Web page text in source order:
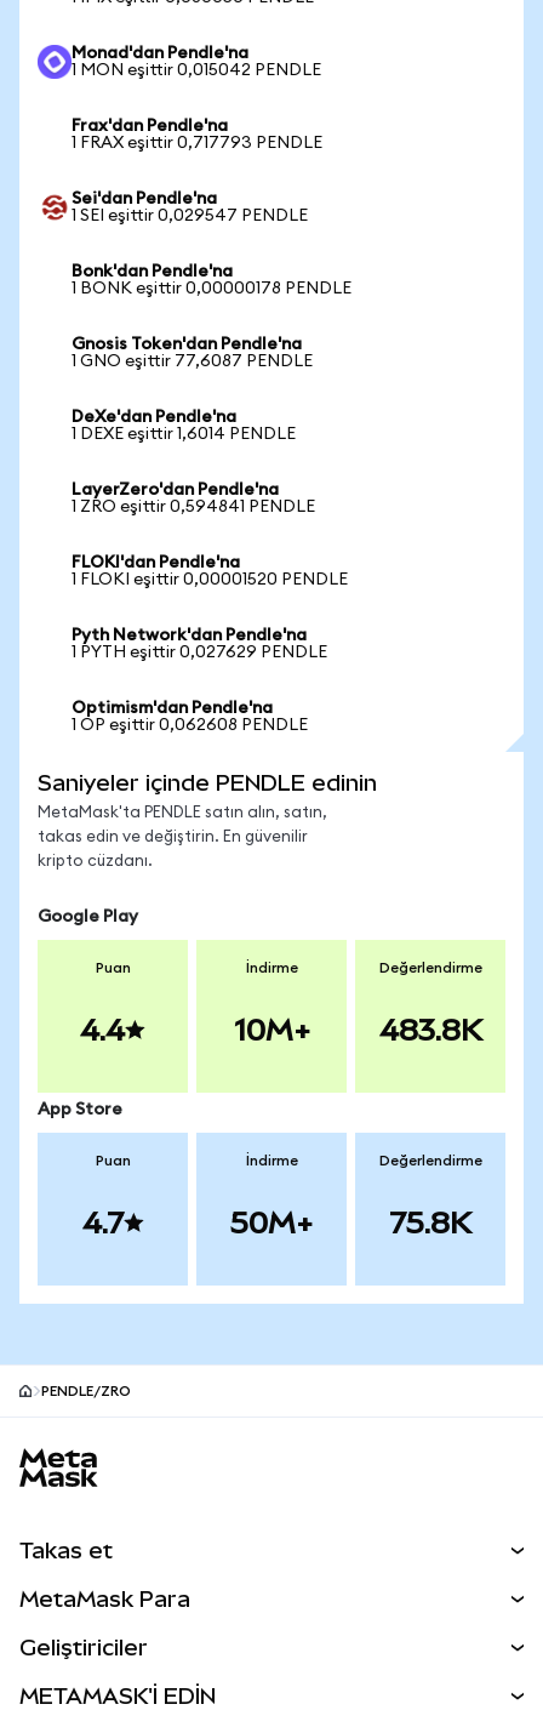
Monad'dan Pendle'na
1 MON eşittir 0,015042 PENDLE
Frax'dan Pendle'na
1 FRAX eşittir 0,717793 PENDLE
Sei'dan Pendle'na
1 SEI eşittir 0,029547 PENDLE
Bonk'dan Pendle'na
1 BONK eşittir 0,00000178 PENDLE
Gnosis Token'dan Pendle'na
1 GNO eşittir 77,6087 PENDLE
DeXe'dan Pendle'na
1 DEXE eşittir 1,6014 PENDLE
LayerZero'dan Pendle'na
1 ZRO eşittir 0,594841 PENDLE
FLOKI'dan Pendle'na
1 FLOKI eşittir 0,00001520 PENDLE
Pyth Network'dan Pendle'na
1 PYTH eşittir 0,027629 PENDLE
Optimism'dan Pendle'na
1 OP eşittir 0,062608 PENDLE
Saniyeler içinde PENDLE edinin
MetaMask'ta PENDLE satın alın, satın,
takas edin ve değiştirin. En güvenilir
kripto cüzdanı.
Google Play
Puan
4.4
İndirme
10M+
Değerlendirme
483.8K
App Store
Puan
4.7
İndirme
50M+
Değerlendirme
75.8K
PENDLE/ZRO
Takas et
Perps
MetaMask Para
Geliştiriciler
METAMASK'İ EDİN